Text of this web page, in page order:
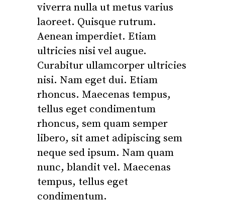
viverra nulla ut metus varius
laoreet. Quisque rutrum.
Aenean imperdiet. Etiam
ultricies nisi vel augue.
Curabitur ullamcorper ultricies
nisi. Nam eget dui. Etiam
rhoncus. Maecenas tempus,
tellus eget condimentum
rhoncus, sem quam semper
libero, sit amet adipiscing sem
neque sed ipsum. Nam quam
nunc, blandit vel. Maecenas
tempus, tellus eget
condimentum.